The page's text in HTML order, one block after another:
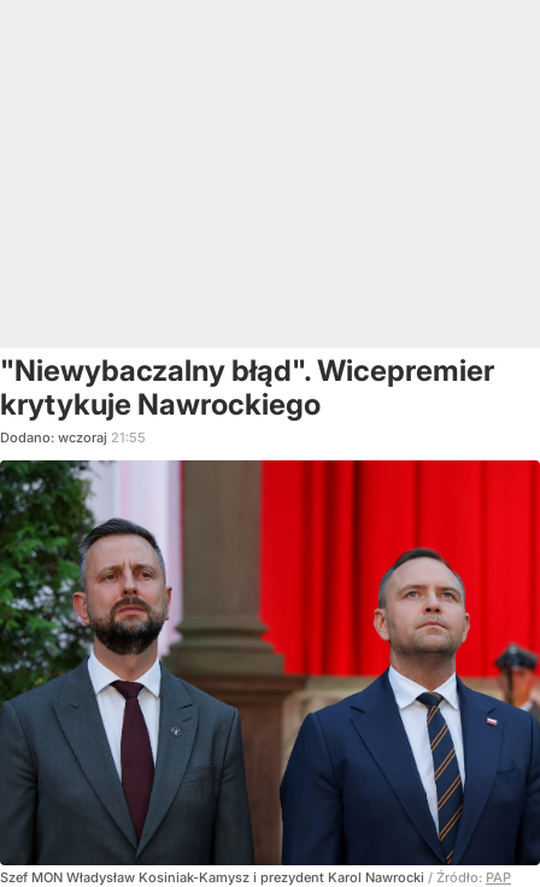
"Niewybaczalny błąd". Wicepremier
krytykuje Nawrockiego
Dodano: wczoraj 21:55
Szef MON Władysław Kosiniak-Kamysz i prezydent Karol Nawrocki / Źródło: PAP